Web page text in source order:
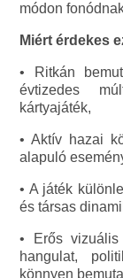
módon
Miért érdekes
• Ritkán
évtizedes
kártyajáték,
• Aktív hazai
alapuló
• A játék
és társas
• Erős
hangulat,
könnyen